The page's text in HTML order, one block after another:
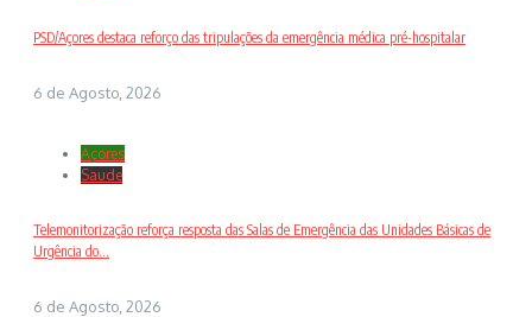
PSD/Açores destaca reforço das tripulações da emergência médica pré-hospitalar
6 de Agosto, 2026
Açores
Saude
Telemonitorização reforça resposta das Salas de Emergência das Unidades Básicas de
Urgência do...
6 de Agosto, 2026